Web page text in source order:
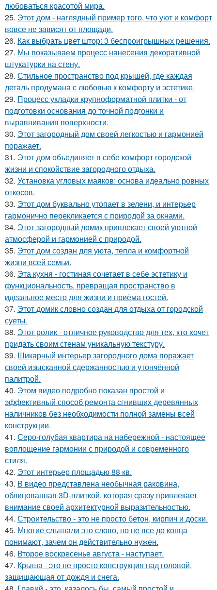
любоваться красотой мира.
25. Этот дом - наглядный пример того, что уют и комфорт
вовсе не зависят от площади.
26. Как выбрать цвет штор: 3 беспроигрышных решения.
27. Мы показываем процесс нанесения декоративной
штукатурки на стену.
28. Стильное пространство под крышей, где каждая
деталь продумана с любовью к комфорту и эстетике.
29. Процесс укладки крупноформатной плитки - от
подготовки основания до точной подгонки и
выравнивания поверхности.
30. Этот загородный дом своей легкостью и гармонией
поражает.
31. Этот дом объединяет в себе комфорт городской
жизни и спокойствие загородного отдыха.
32. Установка угловых маяков: основа идеально ровных
откосов.
33. Этот дом буквально утопает в зелени, и интерьер
гармонично перекликается с природой за окнами.
34. Этот загородный домик привлекает своей уютной
атмосферой и гармонией с природой.
35. Этот дом создан для уюта, тепла и комфортной
жизни всей семьи.
36. Эта кухня - гостиная сочетает в себе эстетику и
функциональность, превращая пространство в
идеальное место для жизни и приёма гостей.
37. Этот домик словно создан для отдыха от городской
суеты.
38. Этот ролик - отличное руководство для тех, кто хочет
придать своим стенам уникальную текстуру.
39. Шикарный интерьер загородного дома поражает
своей изысканной сдержанностью и утончённой
палитрой.
40. Этом видео подробно показан простой и
эффективный способ ремонта сгнивших деревянных
наличников без необходимости полной замены всей
конструкции.
41. Серо-голубая квартира на набережной - настоящее
воплощение гармонии с природой и современного
стиля.
42. Этот интерьер площадью 88 кв.
43. В видео представлена необычная раковина,
облицованная 3D-плиткой, которая сразу привлекает
внимание своей архитектурной выразительностью.
44. Строительство - это не просто бетон, кирпич и доски.
45. Многие слышали это слово, но не все до конца
понимают, зачем он действительно нужен.
46. Второе воскресенье августа - наступает.
47. Крыша - это не просто конструкция над головой,
защищающая от дождя и снега.